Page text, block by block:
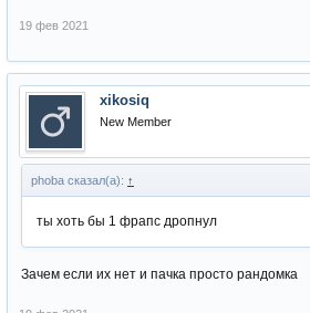
19 фев 2021
xikosiq
New Member
phoba сказал(а): ↑
ты хоть бы 1 фрапс дропнул
Зачем если их нет и пачка просто рандомка